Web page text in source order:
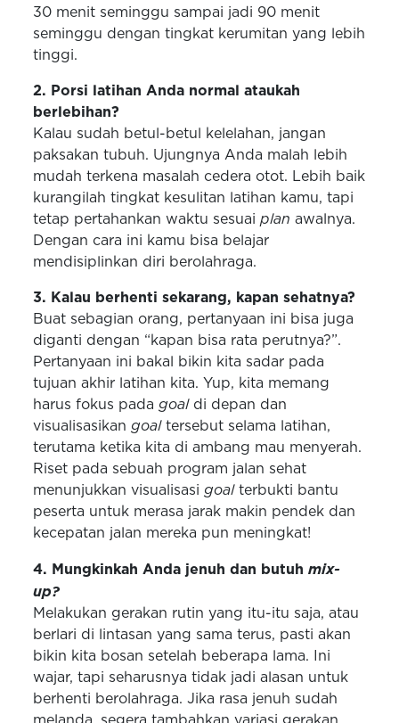
30 menit seminggu sampai jadi 90 menit
seminggu dengan tingkat kerumitan yang lebih
tinggi.
2. Porsi latihan Anda normal ataukah
berlebihan?
Kalau sudah betul-betul kelelahan, jangan
paksakan tubuh. Ujungnya Anda malah lebih
mudah terkena masalah cedera otot. Lebih baik
kurangilah tingkat kesulitan latihan kamu, tapi
tetap pertahankan waktu sesuaiplanawalnya.
Dengan cara ini kamu bisa belajar
mendisiplinkan diri berolahraga.
3. Kalau berhenti sekarang, kapan sehatnya?
Buat sebagian orang, pertanyaan ini bisa juga
diganti dengan “kapan bisa rata perutnya?”.
Pertanyaan ini bakal bikin kita sadar pada
tujuan akhir latihan kita. Yup, kita memang
harus fokus pada goal di depan dan
visualisasikan goaltersebut selama latihan,
terutama ketika kita di ambang mau menyerah.
Riset pada sebuah program jalan sehat
menunjukkan visualisasi goalterbukti bantu
peserta untuk merasa jarak makin pendek dan
kecepatan jalan mereka pun meningkat!
4. Mungkinkah Anda jenuh dan butuhmix-
up?
Melakukan gerakan rutin yang itu-itu saja, atau
berlari di lintasan yang sama terus, pasti akan
bikin kita bosan setelah beberapa lama. Ini
wajar, tapi seharusnya tidak jadi alasan untuk
berhenti berolahraga. Jika rasa jenuh sudah
melanda, segera tambahkan variasi gerakan